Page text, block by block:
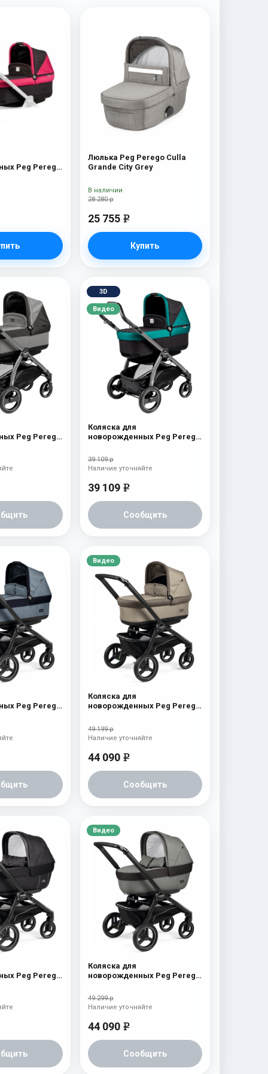
Peg Perego
Люлька Peg Perego Culla
Grande City Grey
28 280 р
25 755 e
Купить
В наличии
Peg Perego
3D
Видео
Коляска для
новорожденных Peg Perego
aquamarine
39 109 р
39 109 e
Сообщить
Наличие уточняйте
Peg Perego
Видео
Коляска для
новорожденных Peg Perego
49 199 р
44 090 e
Сообщить
Наличие уточняйте
Peg Perego
Видео
Коляска для
новорожденных Peg Perego
49 299 р
44 090 e
Сообщить
Наличие уточняйте